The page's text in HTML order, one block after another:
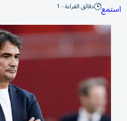
استمع دقائق القراءة - 1